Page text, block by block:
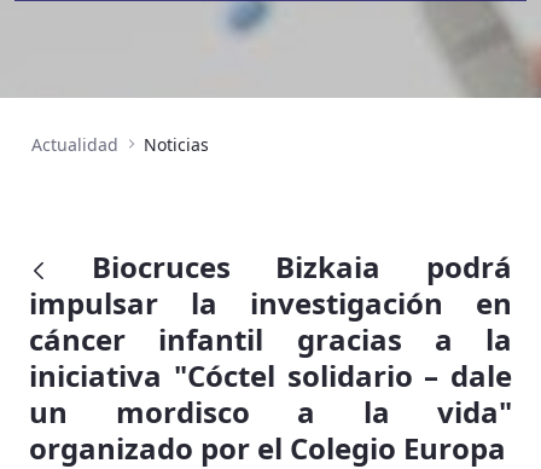
Actualidad Noticias
Biocruces Bizkaia podrá
impulsar la investigación en
cáncer infantil gracias a la
iniciativa "Cóctel solidario – dale
un mordisco a la vida"
organizado por el Colegio Europa